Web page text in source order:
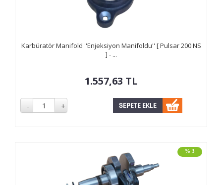
Karbüratör Manifold ''Enjeksiyon Manifoldu'' [ Pulsar 200 NS
] - ...
1.557,63 TL
% 3